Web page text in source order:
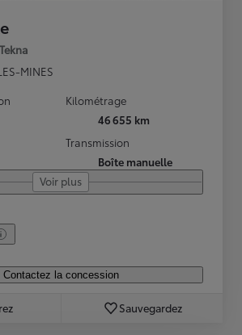
MINES
Kilométrage
46 655 km
Transmission
Boîte manuelle
Voir plus
Contactez la concession
Sauvegardez